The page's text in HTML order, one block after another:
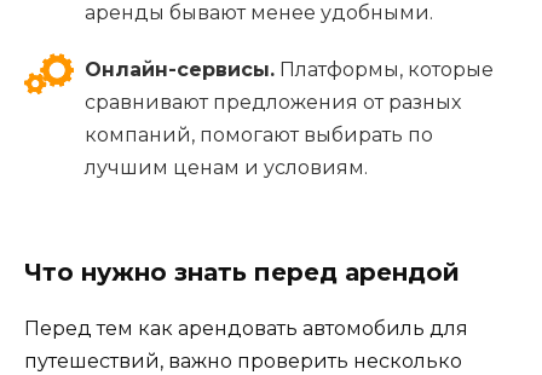
аренды бывают менее удобными.
Онлайн-сервисы. Платформы, которые
сравнивают предложения от разных
компаний, помогают выбирать по
лучшим ценам и условиям.
Что нужно знать перед арендой
Перед тем как арендовать автомобиль для
путешествий, важно проверить несколько